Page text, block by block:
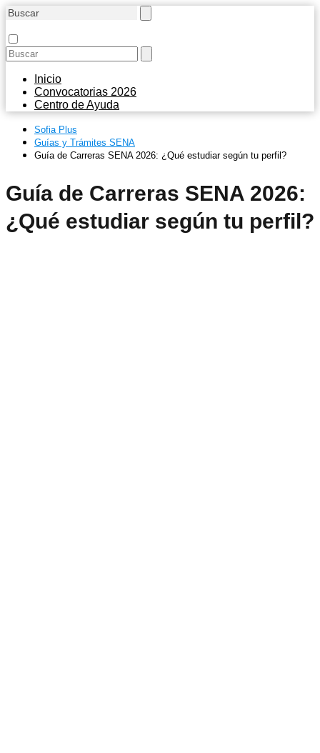
Inicio
Convocatorias 2026
Centro de Ayuda
Sofia Plus
Guías y Trámites SENA
Guía de Carreras SENA 2026: ¿Qué estudiar según tu perfil?
Guía de Carreras SENA 2026:
¿Qué estudiar según tu perfil?